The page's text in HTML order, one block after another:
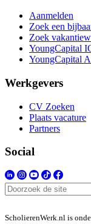
Aanmelden
Zoek een
Zoek
YoungCapital
YoungCapital
Werkgevers
CV Zoeken
Plaats vacature
Partners
Social
ScholierenWerk.nl is